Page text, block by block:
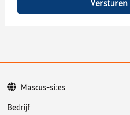
Versturen
Bedrijf
Mascus-sites